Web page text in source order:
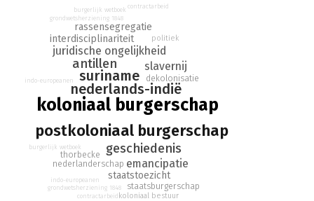
postkoloniaal burgerschap in Nederland.
In Koloniaal burgerschap onderzoeken de auteurs de
oorsprong en doorwerking van de koloniale
burgerschapsvormen. De Molukse kwestie, het onopgeloste
Surinaamse aow-gat en de overheidsexcuses voor koloniale
slavernij tonen aan dat het koloniale verleden van Nederland
nog steeds invloed heeft op vraagstukken rondom gelijkheid
en sociale rechtvaardigheid.
koloniaal burgerschap
postkoloniaal burgerschap
nederlands-indië
suriname
geschiedenis
antillen
juridische ongelijkheid
emancipatie
slavernij
staatstoezicht
interdisciplinariteit
rassensegregatie
dekolonisatie
nederlanderschap
thorbecke
staatsburgerschap
politiek
koloniaal bestuur
grondwetsherziening 1848
indo-europeanen
burgerlijk wetboek
contractarbeid
grondwetsherziening 1848
indo-europeanen
burgerlijk wetboek
contractarbeid